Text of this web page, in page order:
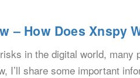
– How Does Xnspy
in the digital world,
I’ll share some important